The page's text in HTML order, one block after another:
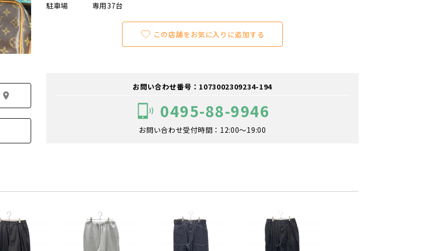
駐車場
専用37台
この店舗をお気に入りに追加する
お問い合わせ番号：1073002309234-194
0495-88-9946
お問い合わせ受付時間：12:00～19:00